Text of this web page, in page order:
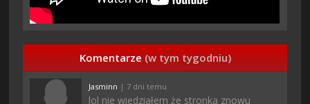
Komentarze (w tym tygodniu)
Jasminn | 7 dni temu
lol nie wiedziałem że stronka znowu